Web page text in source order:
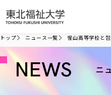
大学について
学部・大学院
トップ ニュース一覧 惺山高等学校と
NEWS ニ